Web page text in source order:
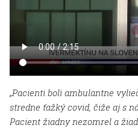
„Pacienti boli ambulantne
stredne ťažký covid, čiže aj s
Pacient žiadny nezomrel a